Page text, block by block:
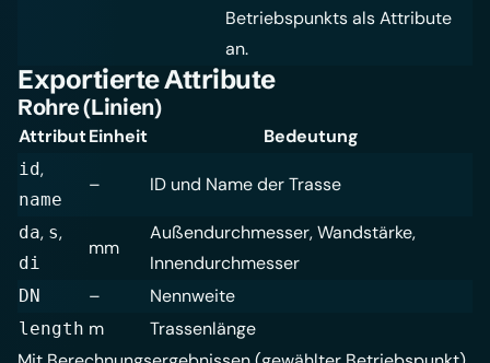
Betriebspunkts als Attribute
an.
Exportierte Attribute
Rohre (Linien)
AttributEinheit Bedeutung
id,
name
– ID und Name der Trasse
da, s,
di
mm
Außendurchmesser, Wandstärke,
Innendurchmesser
DN – Nennweite
length m
Trassenlänge